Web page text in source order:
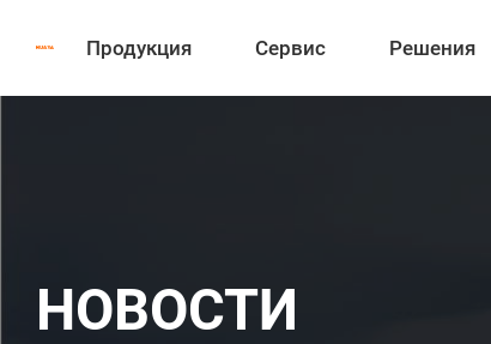
Продукция Сервис Решения
НОВОСТИ